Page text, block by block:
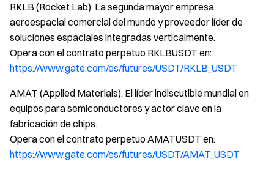
RKLB (Rocket Lab): La segunda mayor empresa
aeroespacial comercial del mundo y proveedor líder de
soluciones espaciales integradas verticalmente.
Opera con el contrato perpetuo RKLBUSDT en:
https://www.gate.com/es/futures/USDT/RKLB_USDT
AMAT (Applied Materials): El líder indiscutible mundial en
equipos para semiconductores y actor clave en la
fabricación de chips.
Opera con el contrato perpetuo AMATUSDT en:
https://www.gate.com/es/futures/USDT/AMAT_USDT